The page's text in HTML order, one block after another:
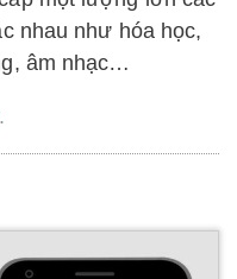
nhau như hóa học,
âm nhạc…